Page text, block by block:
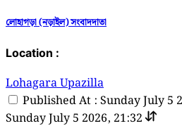
লোহাগড়া (নড়াইল) সংবাদদাতা
Location :
Lohagara Upazilla
Published At : Sunday July 5
Sunday July 5 2026, 21:32